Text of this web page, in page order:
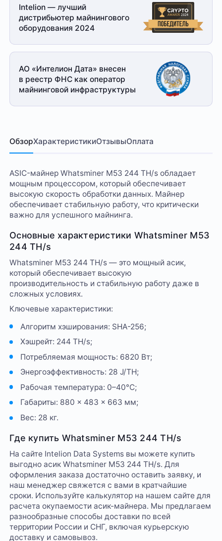
Intelion — лучший
дистрибьютер майнингового
оборудования 2024
АО «Интелион Дата» внесен
в реестр ФНС как оператор
майнинговой инфраструктуры
ОбзорХарактеристикиОтзывыОплата
ASIC-майнер Whatsminer M53 244 TH/s обладает
мощным процессором, который обеспечивает
высокую скорость обработки данных. Майнер
обеспечивает стабильную работу, что критически
важно для успешного майнинга.
Основные характеристики Whatsminer M53
244 TH/s
Whatsminer M53 244 TH/s — это мощный асик,
который обеспечивает высокую
производительность и стабильную работу даже в
сложных условиях.
Ключевые характеристики:
Алгоритм хэширования: SHA-256;
Хэшрейт: 244 TH/s;
Потребляемая мощность: 6820 Вт;
Энергоэффективность: 28 J/TH;
Рабочая температура: 0–40°C;
Габариты: 880 × 483 × 663 мм;
Вес: 28 кг.
Где купить Whatsminer M53 244 TH/s
На сайте Intelion Data Systems вы можете купить
выгодно асик Whatsminer M53 244 TH/s. Для
оформления заказа достаточно оставить заявку, и
наш менеджер свяжется с вами в кратчайшие
сроки. Используйте калькулятор на нашем сайте для
расчета окупаемости асик-майнера. Мы предлагаем
разнообразные способы доставки по всей
территории России и СНГ, включая курьерскую
доставку и самовывоз.